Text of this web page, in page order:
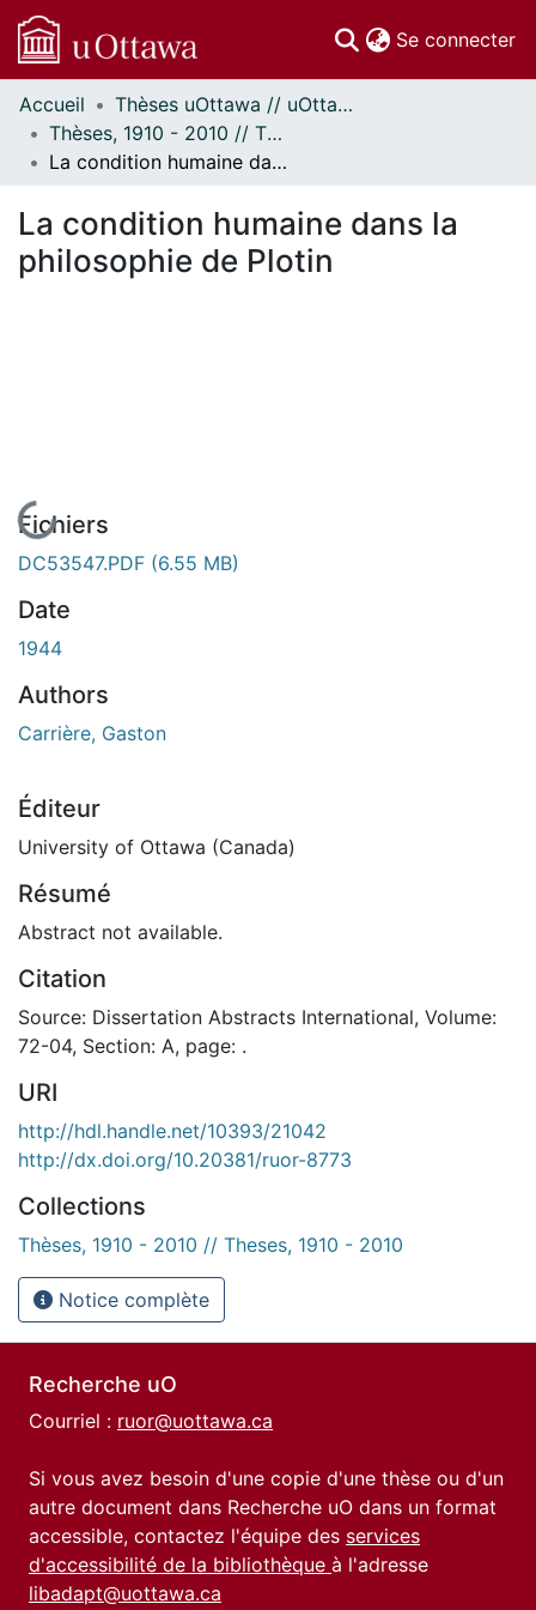
Se connecter
Communautés
et collections
Parcourir
À propos
Accueil
Thèses uOttawa // uOttawa Theses
Thèses, 1910 - 2010 // Theses, 1910 - 2010
La condition humaine dans la philosophie de Plotin
La condition humaine dans la
philosophie de Plotin
En cours de chargement...
Fichiers
DC53547.PDF (6.55 MB)
Date
1944
Authors
Carrière, Gaston
Éditeur
University of Ottawa (Canada)
Résumé
Abstract not available.
Citation
Source: Dissertation Abstracts International, Volume:
72-04, Section: A, page: .
URI
http://hdl.handle.net/10393/21042
http://dx.doi.org/10.20381/ruor-8773
Collections
Thèses, 1910 - 2010 // Theses, 1910 - 2010
Notice complète
Recherche uO
Courriel : ruor@uottawa.ca
Si vous avez besoin d'une copie d'une thèse ou d'un
autre document dans Recherche uO dans un format
accessible, contactez l'équipe des services
d'accessibilité de la bibliothèque à l'adresse
libadapt@uottawa.ca